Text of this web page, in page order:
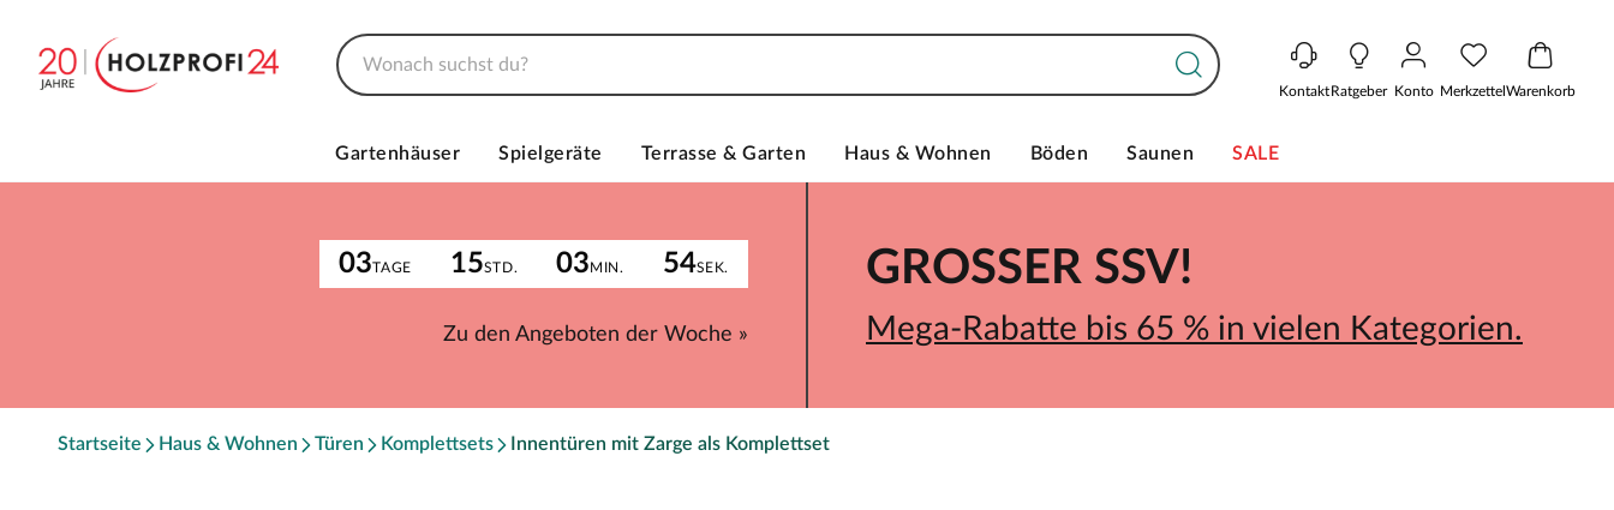
KontaktRatgeber Konto MerkzettelWarenkorb
Gartenhäuser Spielgeräte Terrasse & Garten Haus & Wohnen Böden Saunen SALE
03TAGE 15STD. 03MIN. 54SEK.
Zu den Angeboten der Woche »
GROSSER SSV!
Mega-Rabatte bis 65 % in vielen Kategorien.
Startseite Haus & Wohnen Türen Komplettsets Innentüren mit Zarge als Komplettset